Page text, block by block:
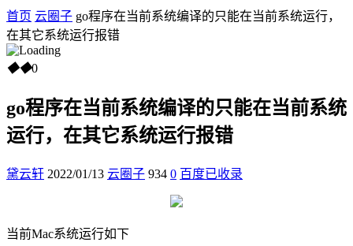
首页 云圈子 go程序在当前系统编译的只能在当前系统运行，
在其它系统运行报错
◆◆0
go程序在当前系统编译的只能在当前系统
运行，在其它系统运行报错
黛云轩 2022/01/13 云圈子 934 0 百度已收录
当前Mac系统运行如下